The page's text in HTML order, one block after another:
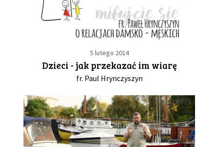
5 lutego 2014
Dzieci - jak przekazać im wiarę
fr. Paul Hrynczyszyn